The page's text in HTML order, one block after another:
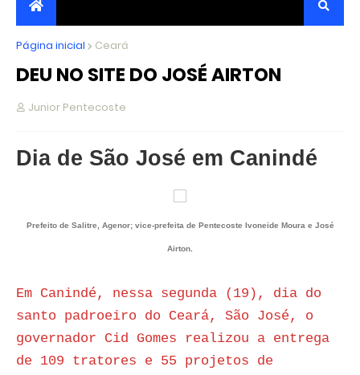
JORNALISMO INDEPENDENTE, TRANSPARENTE E
CRÍTICO
Página inicial Ceará
DEU NO SITE DO JOSÉ AIRTON
Junior Pentecoste
Dia de São José em Canindé
Prefeito de Salitre, Agenor; vice-prefeita de Pentecoste Ivoneide Moura e José
Airton
Em Canindé, nessa segunda (19), dia do
santo padroeiro do Ceará, São José, o
governador Cid Gomes realizou a entrega
de 109 tratores e 55 projetos de